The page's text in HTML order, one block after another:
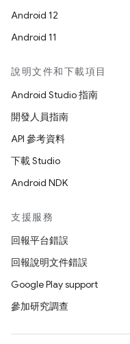
Android 12
Android 11
說明文件和下載項目
Android Studio 指南
開發人員指南
API 參考資料
下載 Studio
Android NDK
支援服務
回報平台錯誤
回報說明文件錯誤
Google Play support
參加研究調查